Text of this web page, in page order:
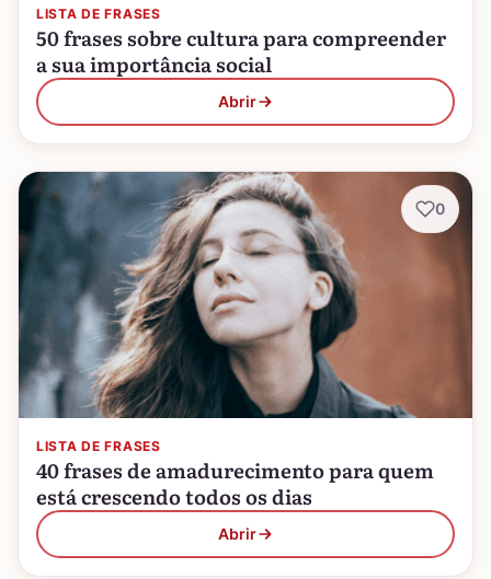
LISTA DE FRASES
50 frases sobre cultura para compreender
a sua importância social
Abrir
LISTA DE FRASES
40 frases de amadurecimento para quem
está crescendo todos os dias
Abrir
0